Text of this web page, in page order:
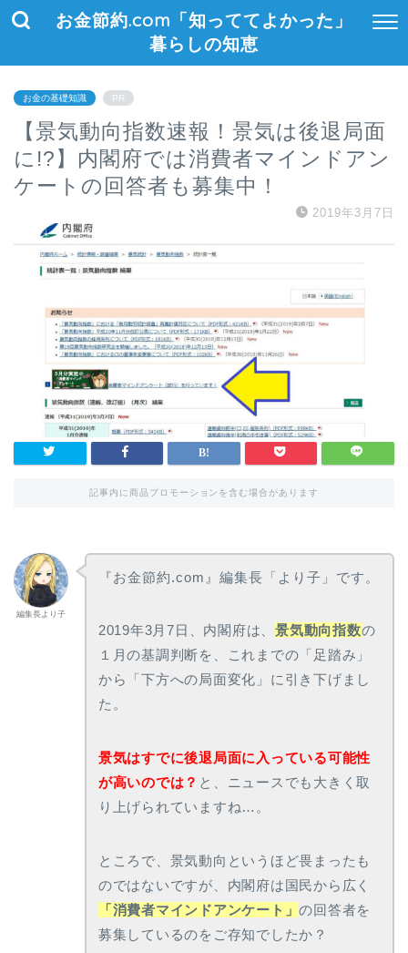
お金節約.com「知っててよかった」
暮らしの知恵
お金の基礎知識 PR
【景気動向指数速報！景気は後退局面
に!?】内閣府では消費者マインドアン
ケートの回答者も募集中！
2019年3月7日
記事内に商品プロモーションを含む場合があります
編集長より子
『お金節約.com』編集長「より子」です。
2019年3月7日、内閣府は、景気動向指数の
１月の基調判断を、これまでの「足踏み」
から「下方への局面変化」に引き下げまし
た。
景気はすでに後退局面に入っている可能性
が高いのでは？ と、ニュースでも大きく取
り上げられていますね…。
ところで、景気動向というほど畏まったも
のではないですが、内閣府は国民から広く
「消費者マインドアンケート」の回答者を
募集しているのをご存知でしたか？